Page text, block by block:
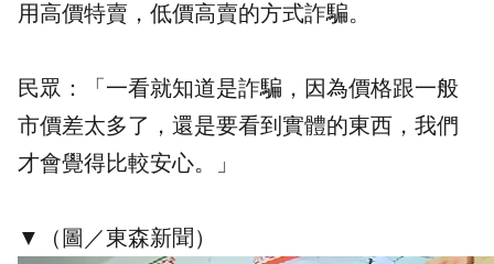
用高價特賣，低價高賣的方式詐騙。
民眾：「一看就知道是詐騙，因為價格跟一般
市價差太多了，還是要看到實體的東西，我們
才會覺得比較安心。」
▼（圖／東森新聞）